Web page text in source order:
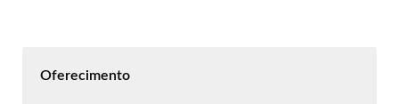
Oferecimento